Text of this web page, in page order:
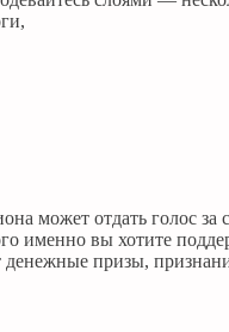
может отдать голос
именно вы хотите
денежные призы,